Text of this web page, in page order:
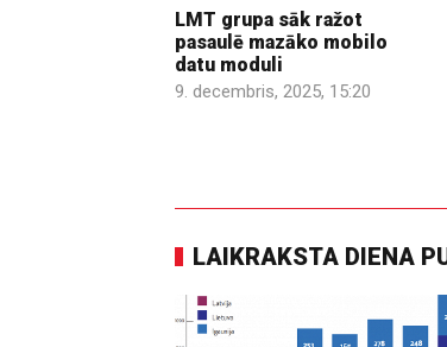
LMT grupa sāk ražot
pasaulē mazāko mobilo
datu moduli
9. decembris, 2025, 15:20
LAIKRAKSTA DIENA